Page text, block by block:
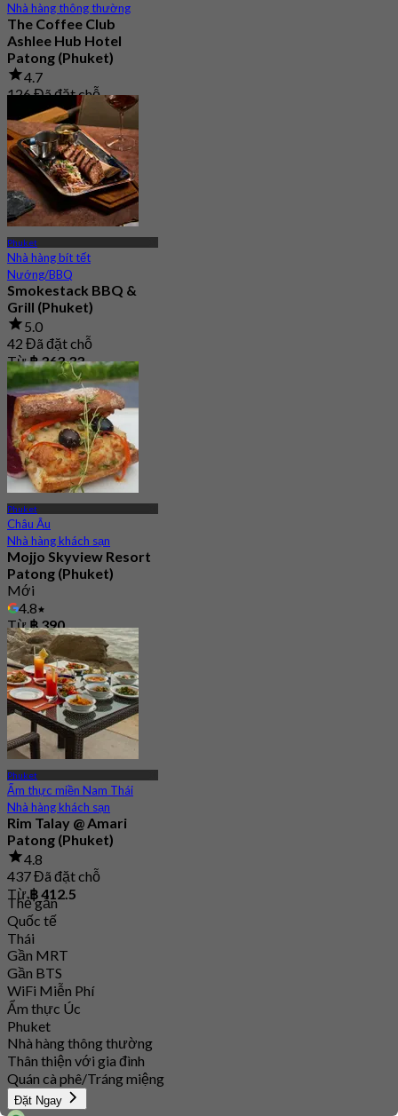
Nhà hàng thông thường
The Coffee Club
Ashlee Hub Hotel
Patong (Phuket)
4.7
126 Đã đặt chỗ
฿ 422.5
Phuket
Nhà hàng bít tết
Nướng/BBQ
Smokestack BBQ &
Grill (Phuket)
5.0
42 Đã đặt chỗ
Từ฿ 363.33
Phuket
Châu Âu
Nhà hàng khách sạn
Mojjo Skyview Resort
Patong (Phuket)
Mới
4.8
Từ฿ 390
Phuket
Ẩm thực miền Nam Thái
Nhà hàng khách sạn
Rim Talay @ Amari
Patong (Phuket)
4.8
437 Đã đặt chỗ
Từ฿ 412.5
Thẻ gắn
Quốc tế
Thái
Gần MRT
Gần BTS
WiFi Miễn Phí
Ẩm thực Úc
Phuket
Nhà hàng thông thường
Thân thiện với gia đình
Quán cà phê/Tráng miệng
Đặt Ngay